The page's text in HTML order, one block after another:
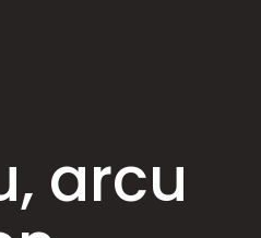
arcu